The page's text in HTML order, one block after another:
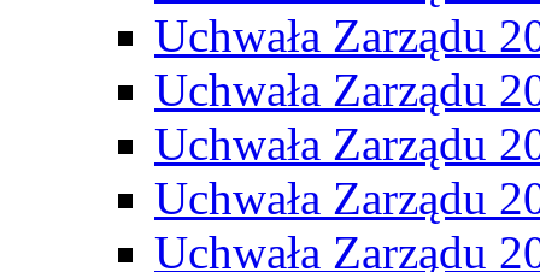
Uchwała Zarządu
Uchwała Zarządu
Uchwała Zarządu
Uchwała Zarządu
Uchwała Zarządu